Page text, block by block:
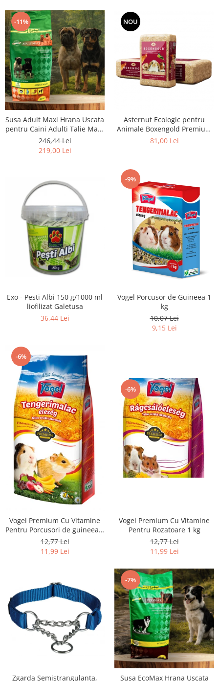
-11%
Susa Adult Maxi Hrana Uscata
pentru Caini Adulti Talie Mare
- 20kg
246,44 Lei
219,00 Lei
NOU
Asternut Ecologic pentru
Animale Boxengold Premium
Ecostreu 20kg
81,00 Lei
Exo - Pesti Albi 150 g/1000 ml
liofilizat Galetusa
36,44 Lei
-9%
Vogel Porcusor de Guineea 1
kg
10,07 Lei
9,15 Lei
-6%
Vogel Premium Cu Vitamine
Pentru Porcusori de guineea 1
kg
12,77 Lei
11,99 Lei
-6%
Vogel Premium Cu Vitamine
Pentru Rozatoare 1 kg
12,77 Lei
11,99 Lei
Zgarda Semistrangulanta,
-7%
Susa EcoMax Hrana Uscata